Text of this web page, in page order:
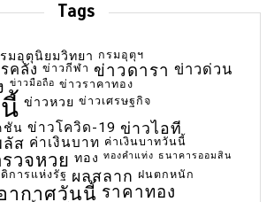
Tags
มอุตุนิยมวิทยา กรมอุตุฯ
คลัง ข่าวกีฬา ข่าวดารา ข่าวด่วน
ข่าวมือถือ ข่าวราคาทอง
ข่าวหวย ข่าวเศรษฐกิจ
ชัน ข่าวโควิด-19 ข่าวไอที
ส ค่าเงินบาท ค่าเงินบาทวันนี้
วจหวย ทอง ทองคำแท่ง ธนาคารออมสิน
การแห่งรัฐ ผลสลาก ฝนตกหนัก
ากาศวันนี้ ราคาทอง